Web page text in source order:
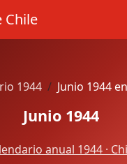
Chile
1944 Junio 1944
Junio 1944
anual 1944 ·